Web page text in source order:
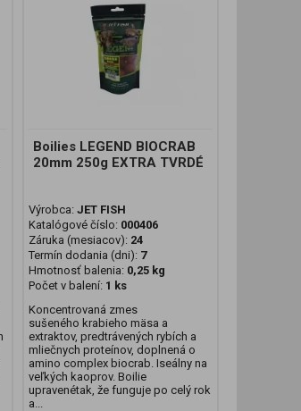
Boilies LEGEND BIOCRAB
20mm 250g EXTRA TVRDÉ
Výrobca: JET FISH
Katalógové číslo: 000406
Záruka (mesiacov): 24
Termín dodania (dni): 7
Hmotnosť balenia: 0,25 kg
Počet v balení: 1 ks
Koncentrovaná zmes
sušeného krabieho mäsa a
extraktov, predtrávených rybích a
mliečnych proteínov, doplnená o
amino complex biocrab. Iseálny na
veľkých kaoprov. Boilie
upravenétak, že funguje po celý rok
a...